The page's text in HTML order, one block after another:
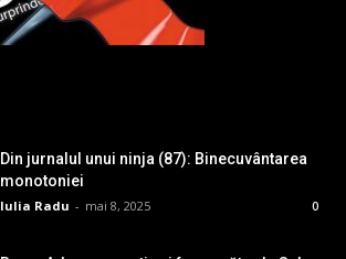
Din jurnalul unui ninja (87): Binecuvântarea
monotoniei
Iulia Radu - mai 8, 2025 0